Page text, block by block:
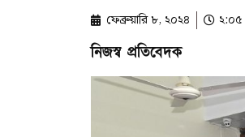
ফেব্রুয়ারি ৮, ২০২৪ ২:০৫
নিজস্ব প্রতিবেদক